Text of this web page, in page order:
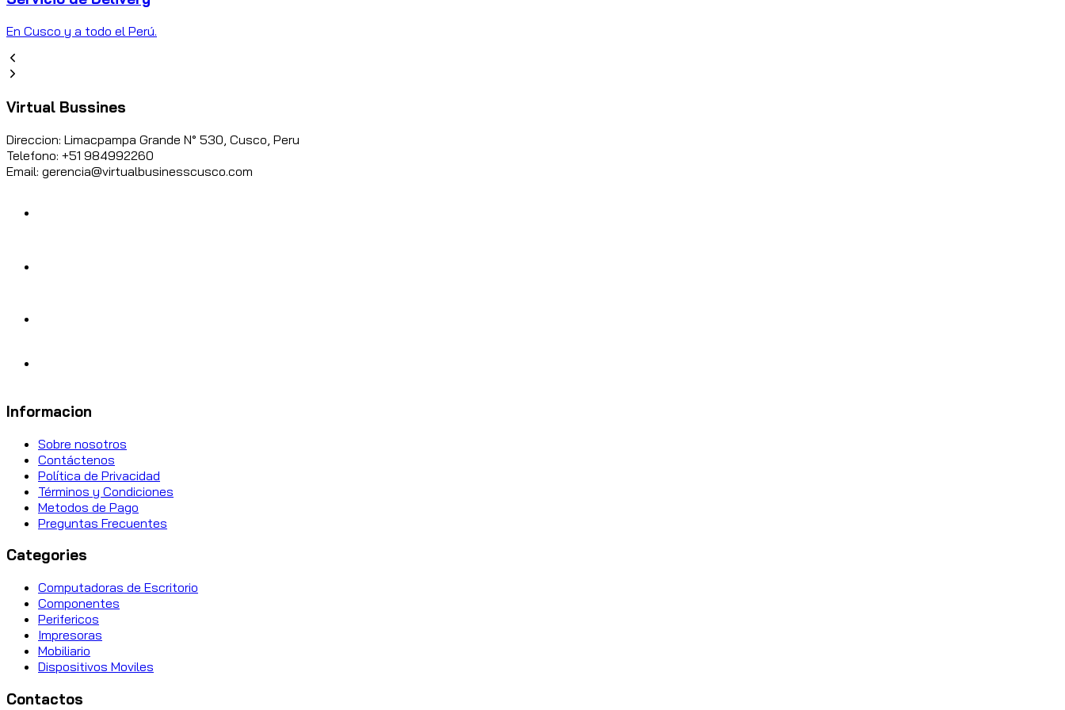
En Cusco y a todo el Perú.
Virtual Bussines
Direccion: Limacpampa Grande N° 530, Cusco, Peru
Telefono: +51 984992260
Email: gerencia@virtualbusinesscusco.com
Informacion
Sobre nosotros
Contáctenos
Política de Privacidad
Términos y Condiciones
Metodos de Pago
Preguntas Frecuentes
Categories
Computadoras de Escritorio
Componentes
Perifericos
Impresoras
Mobiliario
Dispositivos Moviles
Contactos